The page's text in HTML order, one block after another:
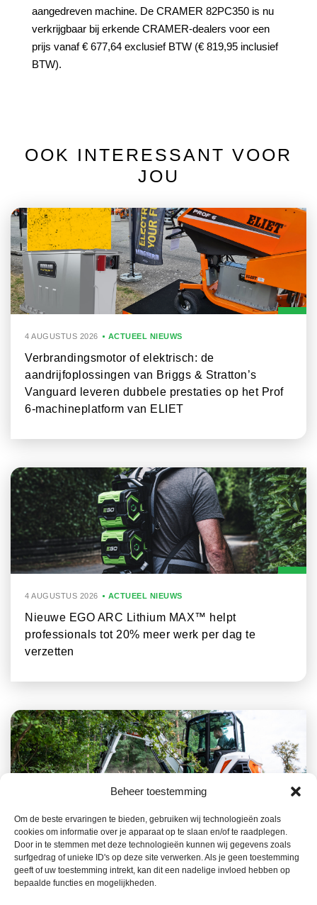
Beheer toestemming
Om de beste ervaringen te bieden, gebruiken wij technologieën zoals
cookies om informatie over je apparaat op te slaan en/of te raadplegen.
Door in te stemmen met deze technologieën kunnen wij gegevens zoals
surfgedrag of unieke ID's op deze site verwerken. Als je geen toestemming
geeft of uw toestemming intrekt, kan dit een nadelige invloed hebben op
bepaalde functies en mogelijkheden.
aangedreven machine. De CRAMER 82PC350 is nu
verkrijgbaar bij erkende CRAMER-dealers voor een
prijs vanaf € 677,64 exclusief BTW (€ 819,95 inclusief
BTW).
OOK INTERESSANT VOOR
JOU
4 AUGUSTUS 2026 ACTUEEL NIEUWS
Verbrandingsmotor of elektrisch: de
aandrijfoplossingen van Briggs & Stratton’s
Vanguard leveren dubbele prestaties op het Prof
6-machineplatform van ELIET
4 AUGUSTUS 2026 ACTUEEL NIEUWS
Nieuwe EGO ARC Lithium MAX™ helpt
professionals tot 20% meer werk per dag te
verzetten
ACTUEEL NIEUWS
Het Bobcat-gamma, een belangrijke troef in de
preventie van bosbranden